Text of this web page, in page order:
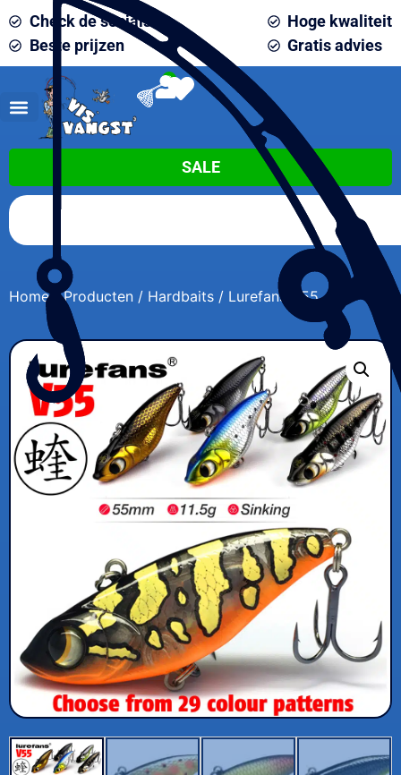
Check de socials
Beste prijzen
Hoge kwaliteit
Gratis advies
0
SALE
Home/Producten / Hardbaits / Lurefans V55